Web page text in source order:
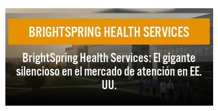
BRIGHTSPRING HEALTH SERVICES
BrightSpring Health Services: El gigante
silencioso en el mercado de atención en EE.
UU.